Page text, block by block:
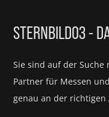
STERNBILD03 -
Sie sind auf der Suche
Partner für Messen
genau an der richtigen